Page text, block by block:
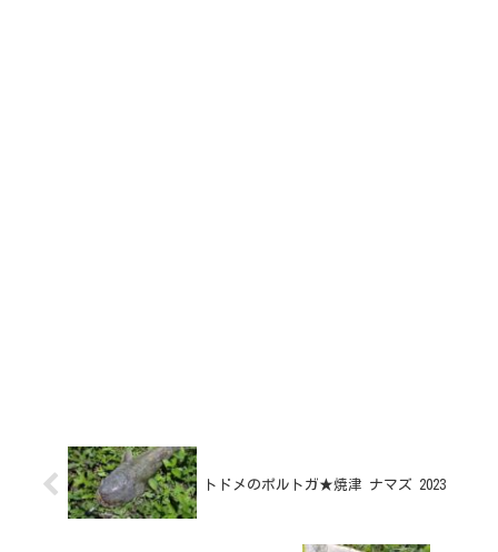
トドメのポルトガ★焼津 ナマズ 2023